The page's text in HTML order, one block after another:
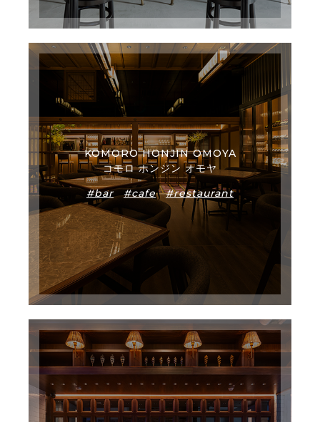
KOMORO HONJIN OMOYA
コモロ ホンジン オモヤ
#bar
#cafe #restaurant